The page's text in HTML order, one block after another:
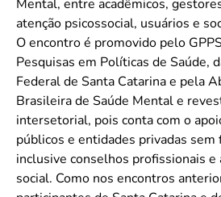
Mental, entre acadêmicos,
atenção psicossocial, usuários e
O encontro é promovido pelo
Pesquisas em Políticas de Saúde,
Federal de Santa Catarina e pela
Brasileira de Saúde Mental e
intersetorial, pois conta com o
públicos e entidades privadas sem
inclusive conselhos profissionais e
social. Como nos encontros